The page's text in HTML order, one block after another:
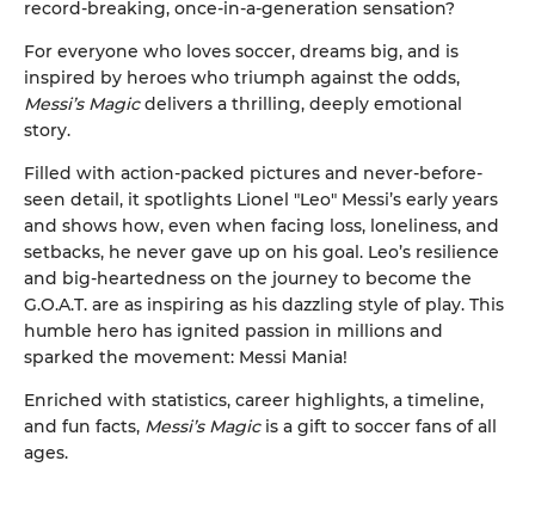
record-breaking, once-in-a-generation sensation?
For everyone who loves soccer, dreams big, and is
inspired by heroes who triumph against the odds,
Messi’s Magicdelivers a thrilling, deeply emotional
story.
Filled with action-packed pictures and never-before-
seen detail, it spotlights Lionel "Leo" Messi’s early years
and shows how, even when facing loss, loneliness, and
setbacks, he never gave up on his goal. Leo’s resilience
and big-heartedness on the journey to become the
G.O.A.T. are as inspiring as his dazzling style of play. This
humble hero has ignited passion in millions and
sparked the movement: Messi Mania!
Enriched with statistics, career highlights, a timeline,
and fun facts, Messi’s Magicis a gift to soccer fans of all
ages.